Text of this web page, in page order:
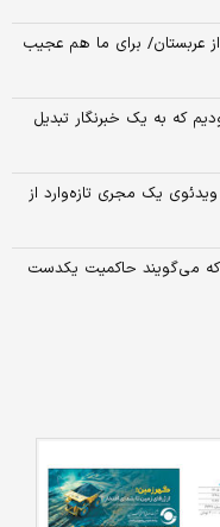
عربستان/ برای ما هم عجیب
که به یک خبرنگار تبدیل
یک مجری تازه‌وارد از
که می‌گویند حاکمیت یکدست